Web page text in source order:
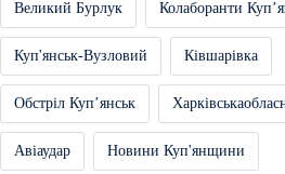
Великий Бурлук Колаборанти
Куп'янськ-Вузловий Ківшарівка
Обстріл Купʼянськ
Авіаудар Новини Куп'янщини